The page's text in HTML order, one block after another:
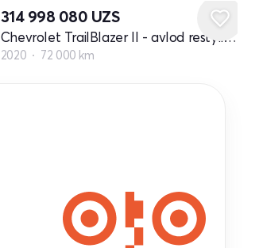
314 998 080 UZS
Chevrolet TrailBlazer II - avlod restyling
2020 72 000 km